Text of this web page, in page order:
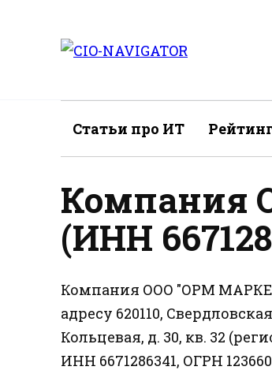
содержанию
Статьи про ИТ
Компания
(ИНН
Компания ООО "ОРМ
адресу 620110,
Кольцевая, д. 30, кв. 32
ИНН 6671286341, ОГРН